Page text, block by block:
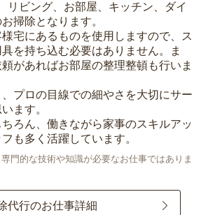
リビング、お部屋、キッチン、ダイ
掃除となります。
宅にあるものを使用しますので、ス
を持ち込む必要はありません。ま
があればお部屋の整理整頓も行いま
プロの目線での細やさを大切にサー
ます。
ろん、働きながら家事のスキルアッ
も多く活躍しています。
門的な技術や知識が必要なお仕事ではありま
代行のお仕事詳細